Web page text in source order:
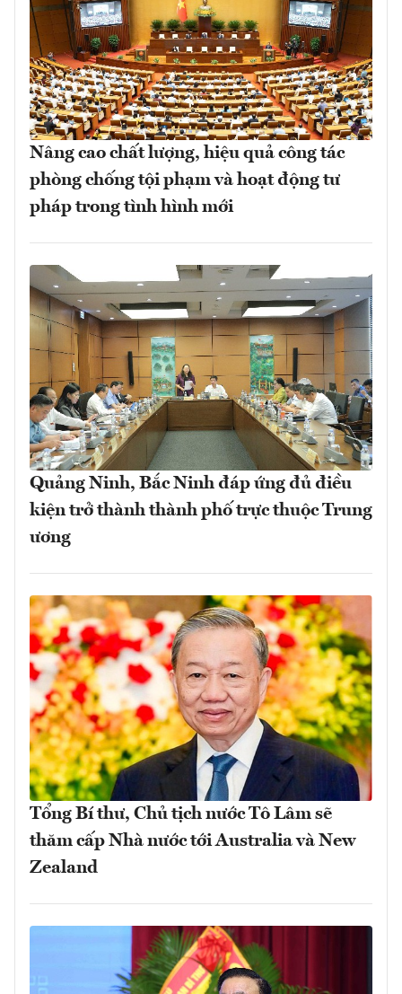
Nâng cao chất lượng, hiệu quả công tác
phòng chống tội phạm và hoạt động tư
pháp trong tình hình mới
Quảng Ninh, Bắc Ninh đáp ứng đủ điều
kiện trở thành thành phố trực thuộc Trung
ương
Tổng Bí thư, Chủ tịch nước Tô Lâm sẽ
thăm cấp Nhà nước tới Australia và New
Zealand